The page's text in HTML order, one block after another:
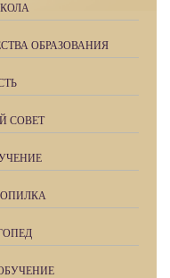
ОБРАЗОВАНИЯ
СОВЕТ